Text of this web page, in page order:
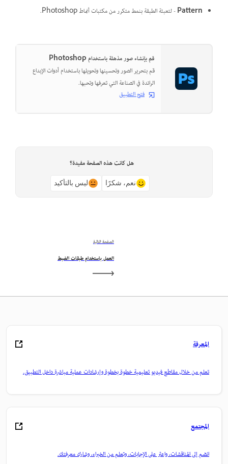
Pattern- لتعبئة الطبقة بنمط متكرر من مكتبات أنماط Photoshop.
قم بإنشاء صور مذهلة باستخدام Photoshop
قم بتحرير الصور وتحسينها وتحويلها باستخدام أدوات الإبداع
الرائدة في الصناعة التي تعرفها وتحبها.
فتح التطبيق
هل كانت هذه الصفحة مفيدة؟
نعم، شكرًا ليس بالتأكيد
الصفحة التالية
العمل باستخدام طبقات الضبط
المعرفة
تعلم من خلال مقاطع فيديو تعليمية خطوة بخطوة وإرشادات عملية مباشرة داخل التطبيق.
المجتمع
انضم إلى المناقشات، واعثر على الإجابات، وتعلم من الخبراء، وشارك معرفتك.